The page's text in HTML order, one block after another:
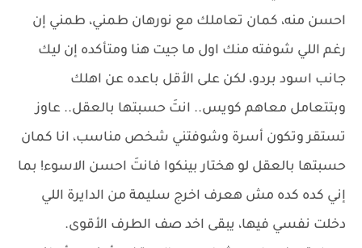
احسن منه، كمان تعاملك مع نورهان طمني، طمني إن
رغم اللي شوفته منك اول ما جيت هنا ومتأكده إن ليك
جانب اسود بردو، لكن على الأقل باعده عن اهلك
وبتتعامل معاهم كويس.. انتَ حسبتها بالعقل.. عاوز
تستقر وتكون أسرة وشوفتني شخص مناسب، انا كمان
حسبتها بالعقل لو هختار بينكوا فانتَ احسن الاسوء! بما
إني كده كده مش هعرف اخرج سليمة من الدايرة اللي
دخلت نفسي فيها، يبقى اخد صف الطرف الأقوى.